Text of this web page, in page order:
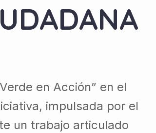
en Acción” en el
impulsada por el
un trabajo articulado